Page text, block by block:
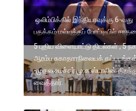
ஒலிம்பிக்கில் இந்தியாவுக்கு 6-வது
பதக்கம் மல்யுத்தப் போட்டியில்
5 புதிய விளையாட்டு திடல்கள் , 5
ஆரம்ப சுகாதாரநிலையக்
-முதலமைச்சர் மு.க.ஸ்டாலின்
வைத்தார்.